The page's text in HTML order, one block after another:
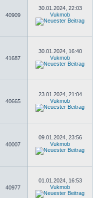
40909
30.01.2024, 22:03
Vukmob
41687
30.01.2024, 16:40
Vukmob
40665
23.01.2024, 21:04
Vukmob
40007
09.01.2024, 23:56
Vukmob
40977
01.01.2024, 16:53
Vukmob